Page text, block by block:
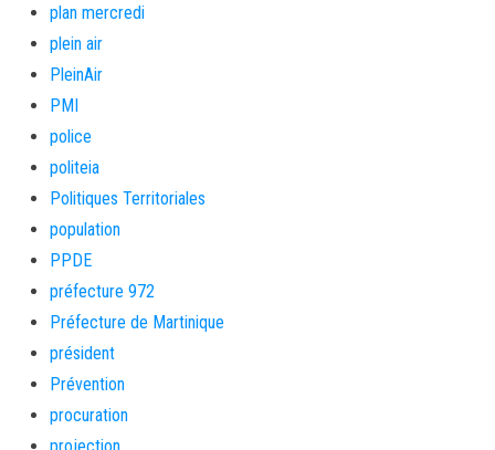
plan mercredi
plein air
PleinAir
PMI
police
politeia
Politiques Territoriales
population
PPDE
préfecture 972
Préfecture de Martinique
président
Prévention
procuration
projection